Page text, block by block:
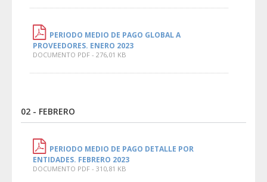
PERIODO MEDIO DE PAGO GLOBAL A
PROVEEDORES. ENERO 2023
DOCUMENTO PDF - 276,01 KB
02 - FEBRERO
PERIODO MEDIO DE PAGO DETALLE POR
ENTIDADES. FEBRERO 2023
DOCUMENTO PDF - 310,81 KB